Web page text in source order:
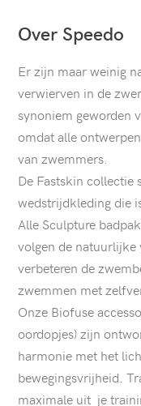
Over Speedo
Er zijn maar weinig
verwierven in de
synoniem geworden
omdat alle
van zwemmers.
De Fastskin collectie
wedstrijdkleding die
Alle Sculpture
volgen de
verbeteren de
zwemmen met
Onze Biofuse
oordopjes) zijn
harmonie met het
bewegingsvrijheid.
maximale uit je